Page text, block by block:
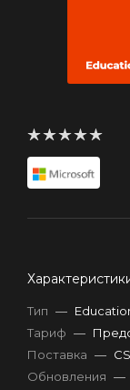
Тип —
Тариф —
Поставка —
Обновления —